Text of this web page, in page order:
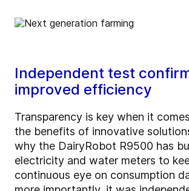
Independent test
improved efficiency
Transparency is key when it
the benefits of innovative
why the DairyRobot R9500 has
electricity and water meters to
continuous eye on consumption